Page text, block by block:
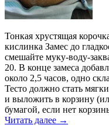
Тонкая хрустящая
кислинка Замес до
смешайте муку-воду-
20. В конце замеса
около 2,5 часов, одно
Тесто должно стать
и выложить в корзину
бумагой, если нет
Читать далее →